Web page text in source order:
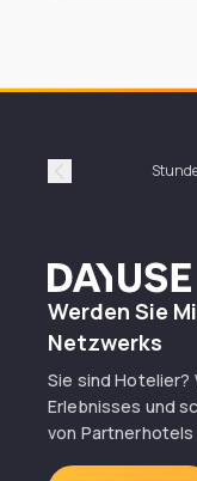
Précédent
Dayuse
Werden Sie
Netzwerks
Sie sind Hotelier?
Erlebnisses und
von Partnerhotels